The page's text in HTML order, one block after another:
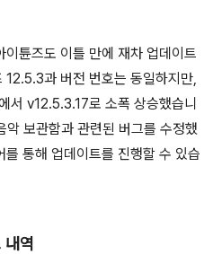
튠즈도 이틀 만에 재차 업데이트
12.5.3과 버전 번호는 동일하지만,
서 v12.5.3.17로 소폭 상승했습니
보관함과 관련된 버그를 수정했
통해 업데이트를 진행할 수 있습
역